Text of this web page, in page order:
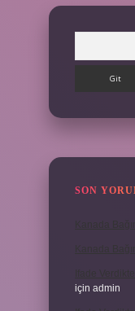
SON
için admin